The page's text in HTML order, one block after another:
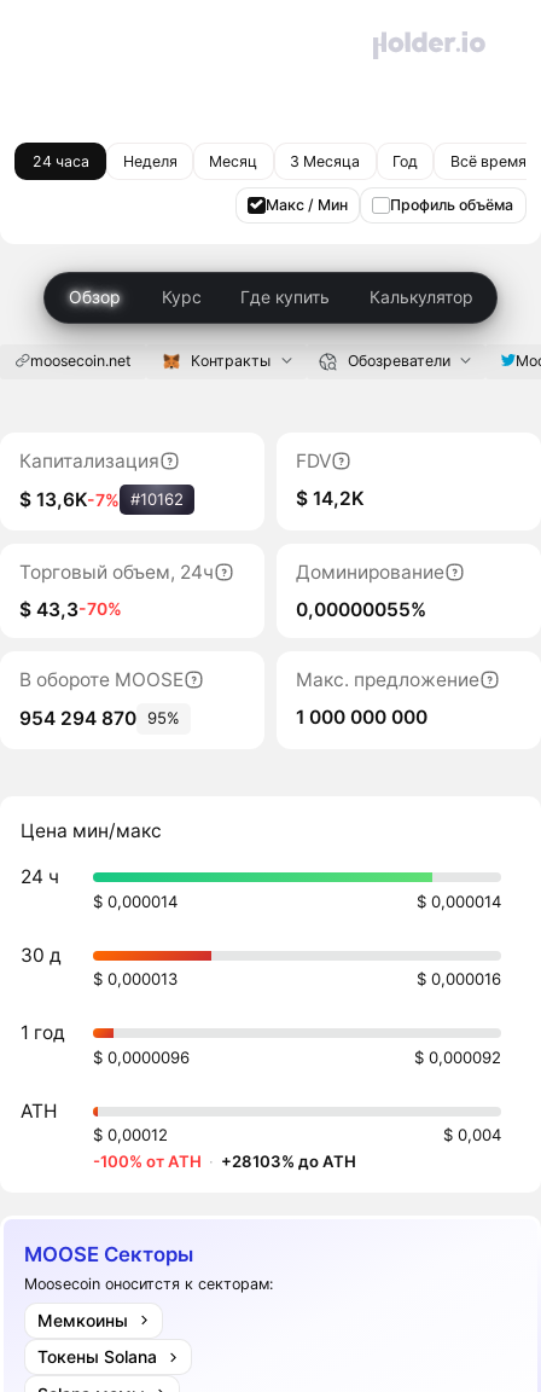
24 часа Неделя Месяц 3 Месяца Год Всё время
Макс / Мин Профиль объёма
Обзор Курс Где купить Калькулятор
moosecoin.net Контракты Обозреватели
Капитализация
$ 13,6K-7% #10162
FDV
$ 14,2K
Торговый объем, 24ч
$ 43,3-70%
Доминирование
0,00000055%
В обороте MOOSE
954 294 870 95%
Макс. предложение
1 000 000 000
Цена мин/макс
24 ч
$ 0,000014 $ 0,000014
30 д
$ 0,000013 $ 0,000016
1 год
$ 0,0000096 $ 0,000092
ATH
$ 0,00012
$ 0,004
-100% от ATH · +28103% до ATH
MOOSE Секторы
Moosecoin оноситстя к секторам:
Мемкоины
Токены Solana